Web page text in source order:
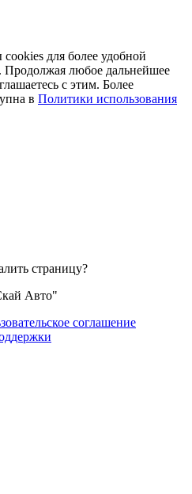
для более удобной
Продолжая любое дальнейшее
с этим. Более
в Политики использования
страницу?
Авто"
соглашение